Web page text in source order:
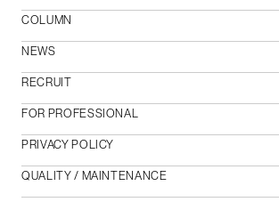
COLUMN
NEWS
RECRUIT
FOR PROFESSIONAL
PRIVACY POLICY
QUALITY / MAINTENANCE